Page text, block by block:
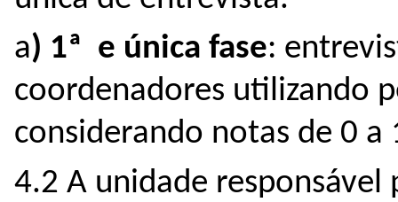
a) 1ª e única fase:
coordenadores utilizando
considerando notas de 0 a
4.2 A unidade responsável